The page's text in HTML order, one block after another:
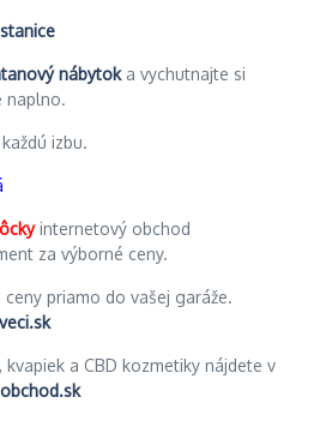
nábytoka vychutnajte si
naplno.
izbu.
internetový obchod
za výborné ceny.
priamo do vašej garáže.
kvapiek a CBD kozmetiky nájdete v